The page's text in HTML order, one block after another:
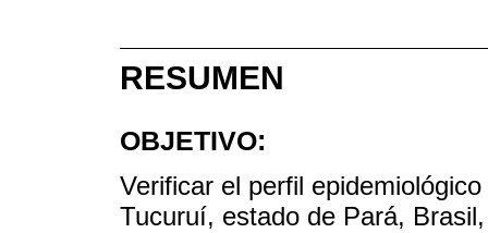
RESUMEN
OBJETIVO:
Verificar el perfil
Tucuruí, estado de Pará,